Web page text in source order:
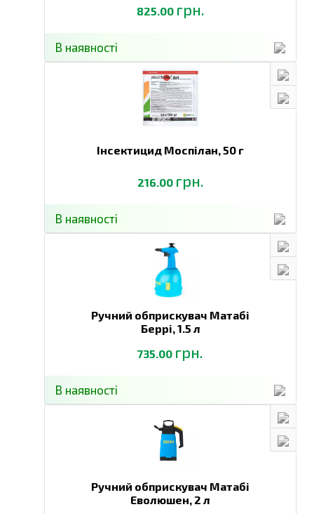
825.00 грн.
В наявності
Інсектицид Моспілан,50 г
216.00 грн.
В наявності
Ручний обприскувач Матабі
Беррі,1.5 л
735.00 грн.
В наявності
Ручний обприскувач Матабі
Еволюшен, 2 л